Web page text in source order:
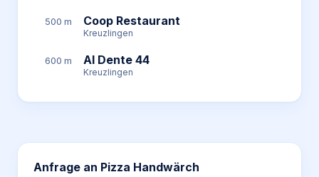
500 m Coop Restaurant
Kreuzlingen
600 m Al Dente 44
Kreuzlingen
Anfrage an Pizza Handwärch